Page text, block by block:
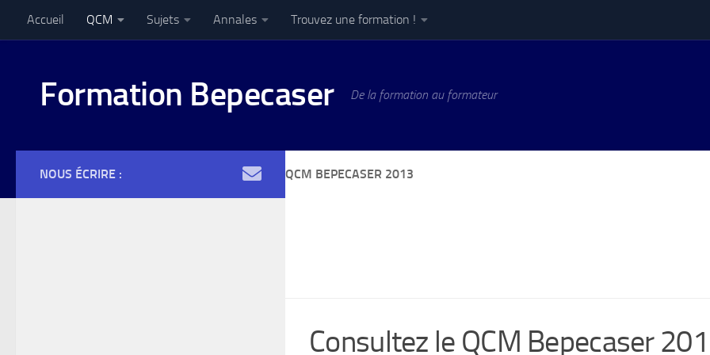
Skip to content
Accueil QCM Sujets Annales Trouvez une formation !
Formation Bepecaser De la formation au formateur
QCM BEPECASER 2013
Consultez le QCM Bepecaser
NOUS ÉCRIRE :